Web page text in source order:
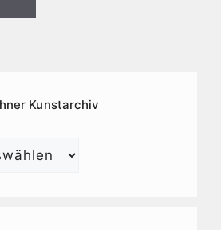
Kunstarchiv